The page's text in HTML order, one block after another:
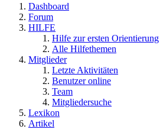
Dashboard
Forum
HILFE
Hilfe zur ersten Orientierung
Alle Hilfethemen
Mitglieder
Letzte Aktivitäten
Benutzer online
Team
Mitgliedersuche
Lexikon
Artikel